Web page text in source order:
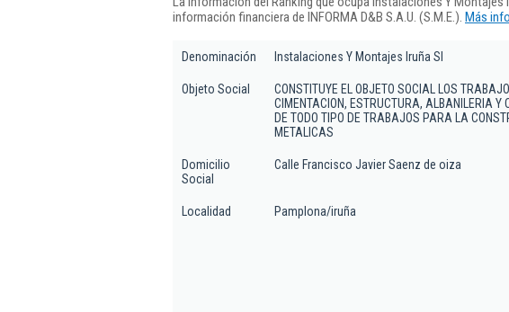
información financiera de INFORMA D&B S.A.U. (S.M.E.). Más
Denominación Instalaciones Y Montajes Iruña Sl
Objeto Social
CONSTITUYE EL OBJETO SOCIAL LOS
CIMENTACION, ESTRUCTURA, ALBANILERIA Y
DE TODO TIPO DE TRABAJOS PARA LA
METALICAS
Domicilio
Social
Calle Francisco Javier Saenz de oiza
Localidad Pamplona/iruña